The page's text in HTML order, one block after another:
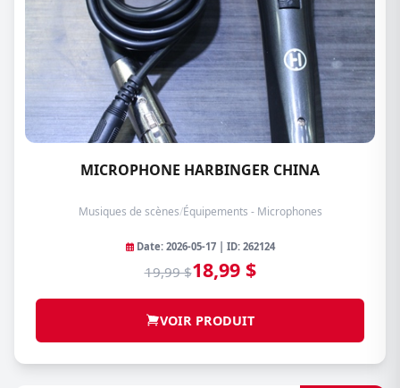
MICROPHONE HARBINGER CHINA
Musiques de scènes/Équipements - Microphones
Date: 2026-05-17 | ID: 262124
19,99 $18,99 $
VOIR PRODUIT